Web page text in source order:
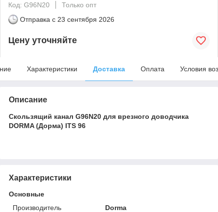
Код: G96N20
Только опт
Отправка с 23 сентября 2026
Цену уточняйте
Характеристики Доставка Оплата Условия
Описание
Скользящий канал G96N20 для врезного доводчика
DORMA (Дорма) ITS 96
Характеристики
Основные
Производитель
Dorma